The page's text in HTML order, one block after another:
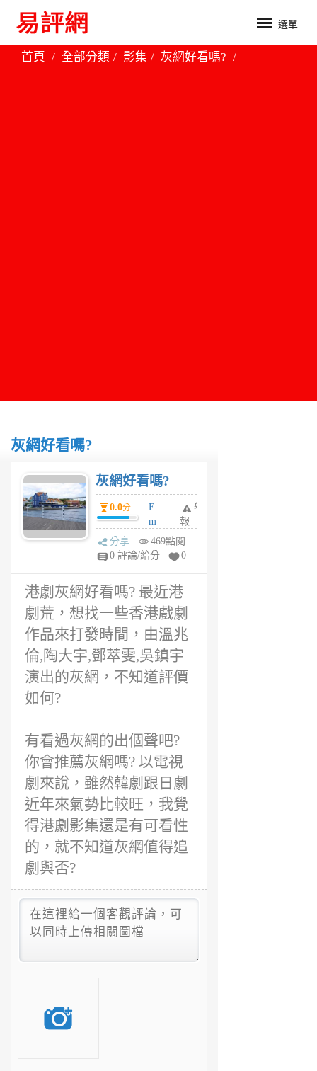
選單
首頁 全部分類 影集 灰網好看嗎?
灰網好看嗎?
灰網好看嗎?
0.0分
E
m
m
a
前
舉
報
分享
469點閱
0 評論/給分
0
港劇灰網好看嗎? 最近港
劇荒，想找一些香港戲劇
作品來打發時間，由溫兆
倫,陶大宇,鄧萃雯,吳鎮宇
演出的灰網，不知道評價
如何?
有看過灰網的出個聲吧?
你會推薦灰網嗎? 以電視
劇來說，雖然韓劇跟日劇
近年來氣勢比較旺，我覺
得港劇影集還是有可看性
的，就不知道灰網值得追
劇與否?